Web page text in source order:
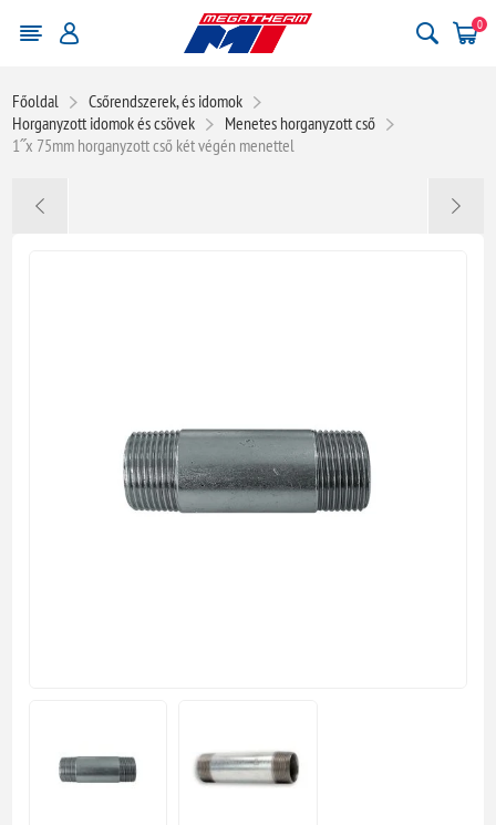
0
Főoldal
Csőrendszerek, és idomok
Horganyzott idomok és csövek
Menetes horganyzott cső
1˝x 75mm horganyzott cső két végén menettel